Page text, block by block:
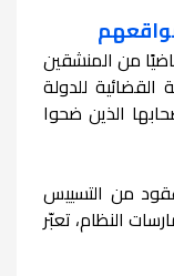
ضمن مسار إصلاح المؤسسات بعد سقوط النظام السابق، حمل مرسوم إعادة 63 قاضيًا من المنشقين
للدولة
الذين ضحوا
من التسييس
النظام، تعبّر